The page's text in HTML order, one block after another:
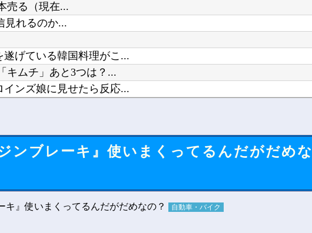
売る（現在...
見れるのか...
げている韓国料理がこ...
キムチ」あと3つは？...
インズ娘に見せたら反応...
置で撃墜するウクライ...
ンブレーキ』使いまくってるんだがだめな
自動車・バイク